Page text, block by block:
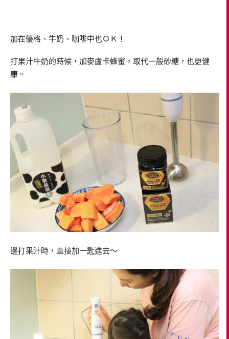
加在優格、牛奶、咖啡中也ＯＫ！
打果汁牛奶的時候，加麥盧卡蜂蜜，取代一般砂糖，也更健
康。
邊打果汁時，直接加一匙進去～